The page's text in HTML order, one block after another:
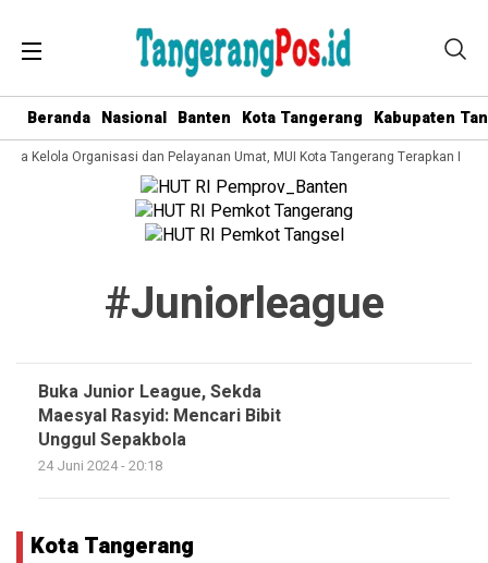
Beranda Nasional Banten Kota Tangerang Kabupaten
Kelola Organisasi dan Pelayanan Umat, MUI Kota Tangerang Terapkan ISO
#juniorleague
Buka Junior League, Sekda
Maesyal Rasyid: Mencari Bibit
Unggul Sepakbola
24 Juni 2024 - 20:18
Kota Tangerang